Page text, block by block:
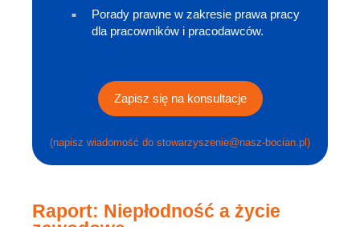
Porady prawne w zakresie prawa pracy
dla pracowników i pracodawców.
Zapisz się na konsultacje
(napisz wiadomość do stowarzyszenie@nasz-bocian.pl )
Raport: Niepłodność a życie